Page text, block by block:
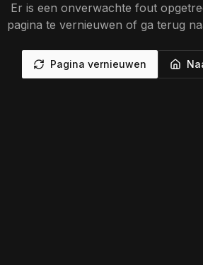
Er is een onverwachte fout
pagina te vernieuwen of ga terug
Pagina vernieuwen